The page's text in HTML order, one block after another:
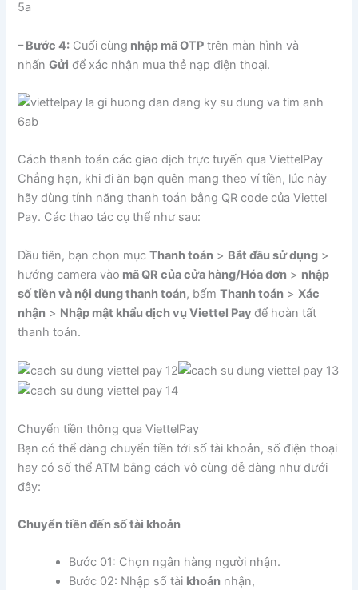
– Bước 4: Cuối cùng nhập mã OTP trên màn hình và
nhấnGửi để xác nhận mua thẻ nạp điện thoại.
Cách thanh toán các giao dịch trực tuyến qua ViettelPay
Chẳng hạn, khi đi ăn bạn quên mang theo ví tiền, lúc này
hãy dùng tính năng thanh toán bằng QR code của Viettel
Pay. Các thao tác cụ thể như sau:
Đầu tiên, bạn chọn mụcThanh toán > Bắt đầu sử dụng >
hướng camera vào mã QR của cửa hàng/Hóa đơn > nhập
số tiền và nội dung thanh toán, bấmThanh toán >Xác
nhận > Nhập mật khẩu dịch vụ Viettel Payđể hoàn tất
thanh toán.
Chuyển tiền thông qua ViettelPay
Bạn có thể dàng chuyển tiền tới số tài khoản, số điện thoại
hay có số thể ATM bằng cách vô cùng dễ dàng như dưới
đây:
Chuyển tiền đến số tài khoản
Bước 01: Chọn ngân hàng người nhận.
Bước 02: Nhập số tài khoản nhận,